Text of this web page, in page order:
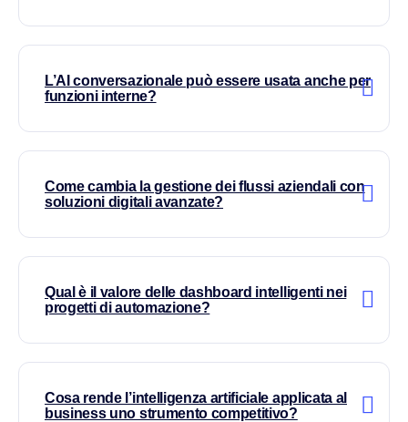
L’AI conversazionale può essere usata anche per
funzioni interne?
Come cambia la gestione dei flussi aziendali con
soluzioni digitali avanzate?
Qual è il valore delle dashboard intelligenti nei
progetti di automazione?
Cosa rende l’intelligenza artificiale applicata al
business uno strumento competitivo?